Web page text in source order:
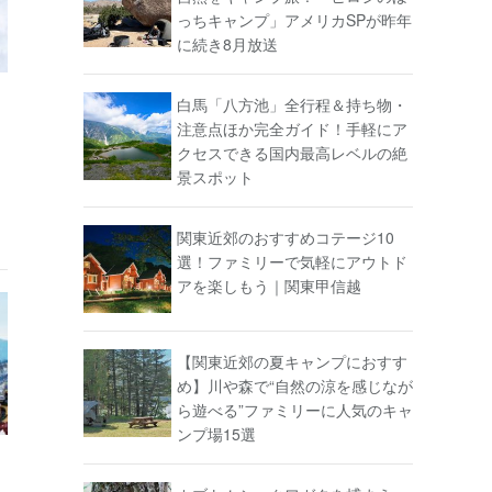
っちキャンプ」アメリカSPが昨年
に続き8月放送
白馬「八方池」全行程＆持ち物・
注意点ほか完全ガイド！手軽にア
クセスできる国内最高レベルの絶
景スポット
関東近郊のおすすめコテージ10
選！ファミリーで気軽にアウトド
アを楽しもう｜関東甲信越
【関東近郊の夏キャンプにおすす
め】川や森で“自然の涼を感じなが
ら遊べる”ファミリーに人気のキャ
ンプ場15選